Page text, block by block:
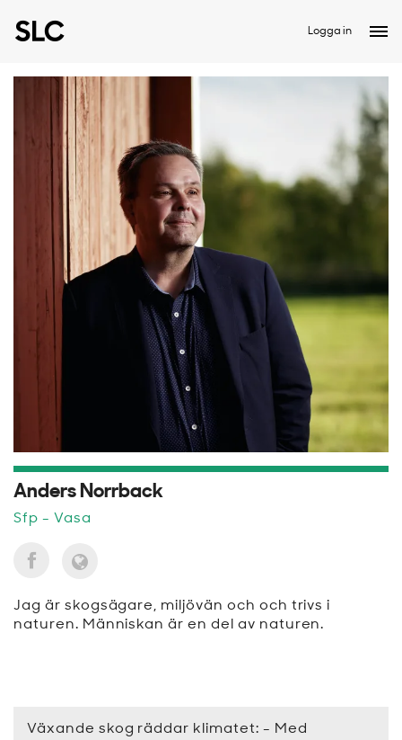
Logga in
Anders Norrback
Sfp - Vasa
Jag är skogsägare, miljövän och och trivs i
naturen. Människan är en del av naturen.
Växande skog räddar klimatet: - Med